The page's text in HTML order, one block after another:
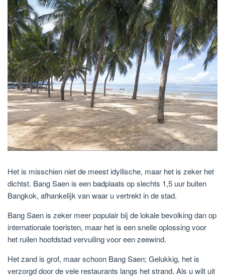
Het is misschien niet de meest idyllische, maar het is zeker het
dichtst. Bang Saen is een badplaats op slechts 1,5 uur buiten
Bangkok, afhankelijk van waar u vertrekt in de stad.
Bang Saen is zeker meer populair bij de lokale bevolking dan op
internationale toeristen, maar het is een snelle oplossing voor
het ruilen hoofdstad vervuiling voor een zeewind.
Het zand is grof, maar schoon Bang Saen; Gelukkig, het is
verzorgd door de vele restaurants langs het strand. Als u wilt uit